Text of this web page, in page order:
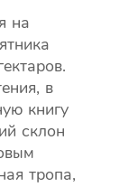
на
в
книгу
склон
тропа,